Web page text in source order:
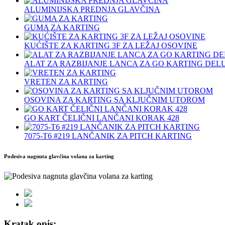
ALUMINIJSKA PREDNJA GLAVČINA
GUMA ZA KARTING
KUĆIŠTE ZA KARTING 3F ZA LEŽAJ OSOVINE
ALAT ZA RAZBIJANJE LANCA ZA GO KARTING
VRETEN ZA KARTING
OSOVINA ZA KARTING SA KLJUČNIM UTOROM
GO KART ČELIČNI LANČANI KORAK 428
7075‐T6 #219 LANČANIK ZA PITCH KARTING
Podesiva nagnuta glavčina volana za karting